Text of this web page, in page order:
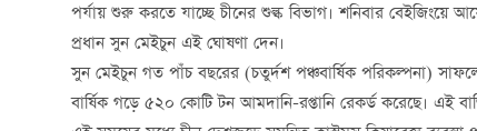
পর্যায় শুরু করতে যাচ্ছে চীনের শুল্ক বিভাগ। শনিবার বেইজিংয়ে
প্রধান সুন মেইচুন এই ঘোষণা দেন।
সুন মেইচুন গত পাঁচ বছরের (চতুর্দশ পঞ্চবার্ষিক পরিকল্পনা)
বার্ষিক গড়ে ৫২০ কোটি টন আমদানি-রপ্তানি রেকর্ড করেছে। এই